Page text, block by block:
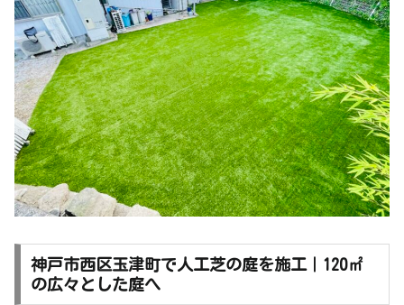
神戸市西区玉津町で人工芝の庭を施工｜120㎡
の広々とした庭へ